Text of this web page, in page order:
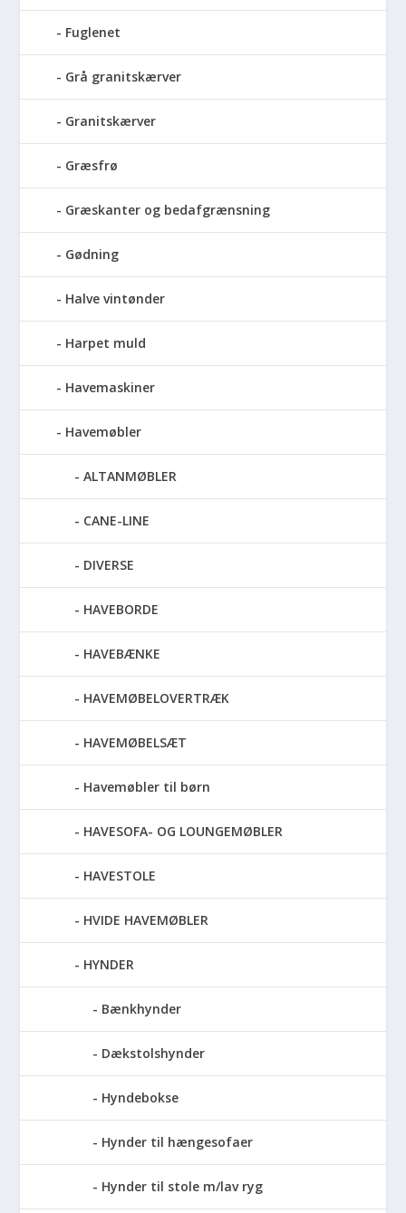
Fuglenet
Grå granitskærver
Granitskærver
Græsfrø
Græskanter og bedafgrænsning
Gødning
Halve vintønder
Harpet muld
Havemaskiner
Havemøbler
ALTANMØBLER
CANE-LINE
DIVERSE
HAVEBORDE
HAVEBÆNKE
HAVEMØBELOVERTRÆK
HAVEMØBELSÆT
Havemøbler til børn
HAVESOFA- OG LOUNGEMØBLER
HAVESTOLE
HVIDE HAVEMØBLER
HYNDER
Bænkhynder
Dækstolshynder
Hyndebokse
Hynder til hængesofaer
Hynder til stole m/lav ryg